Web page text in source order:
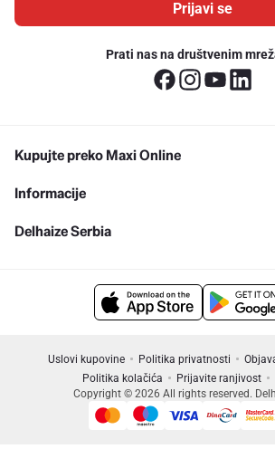
Prijavi se
Prati nas na društvenim
Kupujte preko Maxi Online
Informacije
Delhaize Serbia
Uslovi kupovine Politika privatnosti
Politika kolačića
Prijavite ranjivost
Copyright © 2026 All rights reserved.